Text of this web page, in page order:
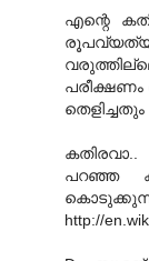
എന്റെ
പരീക്ഷണം
കതിരവാ..
പറഞ്ഞ
http://